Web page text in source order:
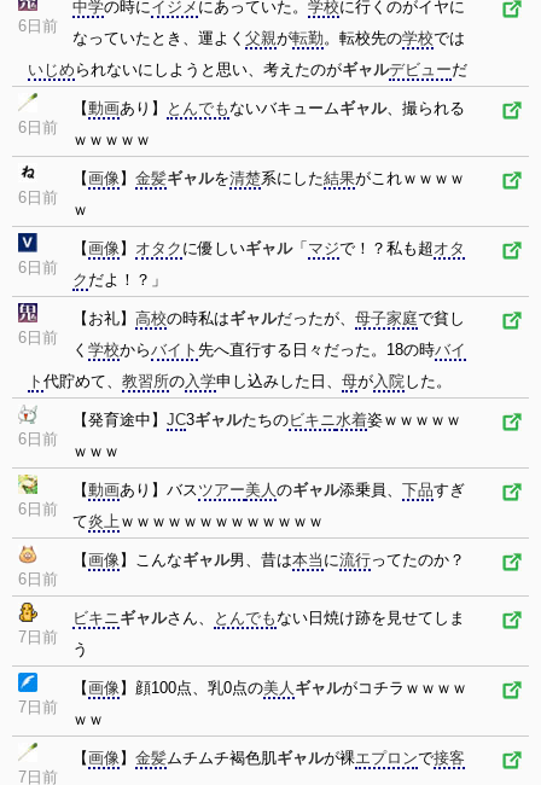
6日前
中学の時にイジメ にあっていた。 学校に行くのがイヤに
なっていたとき、運よく 父親が転勤。転校先の学校では
いじめ られないにしようと思い、考えたのがギャルデビューだ
6日前
【動画あり】 とんでもないバキュームギャル、撮られる
ｗｗｗｗｗ
6日前
【画像】 金髪ギャルを清楚系にした結果がこれｗｗｗｗ
ｗ
6日前
【画像】 オタク に優しいギャル「 マジで！？私も超オタ
ク だよ！？」
6日前
【お礼】 高校の時私はギャルだったが、 母子家庭で貧し
く 学校からバイト 先へ直行する日々だった。18の時バイ
ト 代貯めて、 教習所の入学申し込みした日、 母が入院した。
6日前
【発育途中】 JC3ギャルたちのビキニ水着姿ｗｗｗｗｗ
ｗｗｗ
6日前
【動画あり】バスツアー美人のギャル添乗員、 下品すぎ
て炎上ｗｗｗｗｗｗｗｗｗｗｗｗｗ
6日前
【画像】こんなギャル男、昔は本当 に流行ってたのか？
7日前
ビキニギャルさん、 とんでもない日焼け跡を見せてしま
う
7日前
【画像】顔100点、乳0点の美人 ギャルがコチラｗｗｗｗ
ｗｗ
7日前
【画像】 金髪ムチムチ褐色肌ギャルが裸エプロンで接客